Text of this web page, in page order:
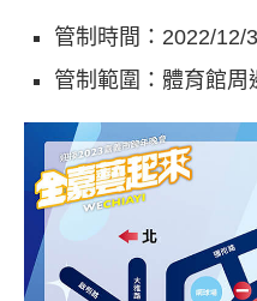
管制時間：2022/12/
管制範圍：體育館